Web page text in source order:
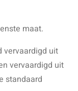
maat.
vervaardigd uit
vervaardigd uit
standaard